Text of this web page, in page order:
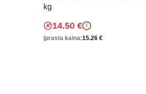
kg
14.50 € !
Įprasta kaina:15.26 €